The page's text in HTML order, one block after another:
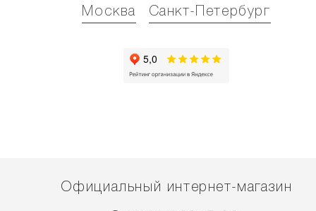
Москва Санкт-Петербург
Официальный интернет-магазин